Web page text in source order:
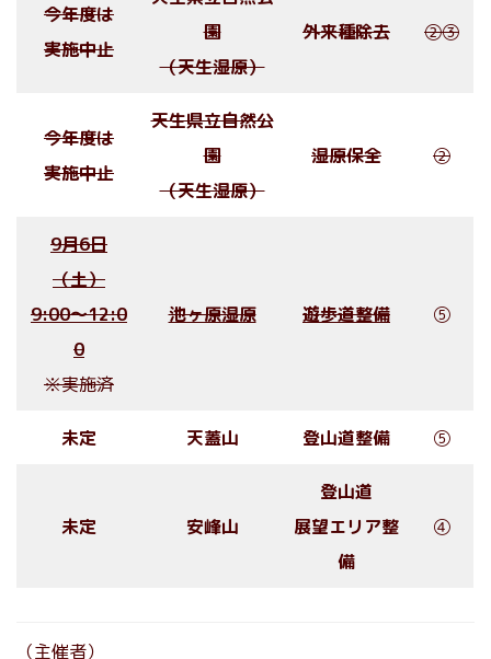
今年度は
実施中止
園
（天生湿原）
外来種除去 ②③
今年度は
実施中止
天生県立自然公
園
（天生湿原）
湿原保全 ②
9月6日
（土）
9:00〜12:0
0
※実施済
池ヶ原湿原 遊歩道整備 ⑤
未定 天蓋山 登山道整備 ⑤
未定 安峰山
登山道
展望エリア整
備
④
（主催者）